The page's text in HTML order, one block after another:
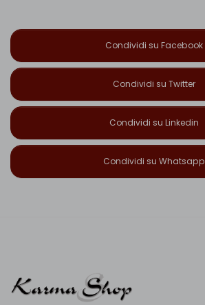
Condividi su Facebook
Condividi su Twitter
Condividi su Linkedin
Condividi su Whatsapp